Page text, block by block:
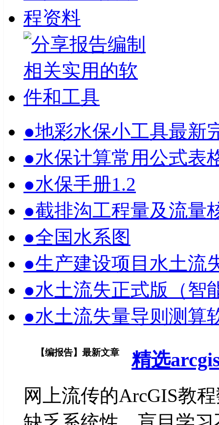
●地彩水保小工具最新
●水保计算常用公式表
●水保手册1.2
●截排沟工程量及流量
●全国水系图
●生产建设项目水土流
●水土流失正式版（智
●水土流失量导则测算
【编报告】最新文章 精选
网上流传的ArcGIS教